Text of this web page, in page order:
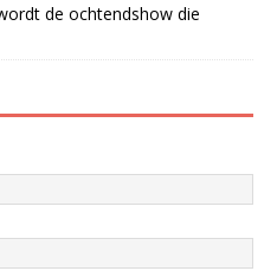
de ochtendshow die